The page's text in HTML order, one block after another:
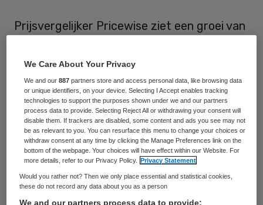
Prijsvergelijker Pricewise ziet een groei van
het vergelijken is. Tot en met vorige week
waren 330.000 mensen zich aan het
oriënteren.
Echt overstapt
Het percentage dat uiteindelijk echt
overstapt, zal naar schatting van Pricewise
10 tot 15 procent groter zijn dan vorig jaar.
We Care About Your Privacy
We and our887 partners store and access personal data, like browsing data
or unique identifiers, on your device. Selecting I Accept enables tracking
technologies to support the purposes shown under we and our partners
process data to provide. Selecting Reject All or withdrawing your consent will
disable them. If trackers are disabled, some content and ads you see may not
be as relevant to you. You can resurface this menu to change your choices or
withdraw consent at any time by clicking the Manage Preferences link on the
bottom of the webpage. Your choices will have effect within our Website. For
more details, refer to our Privacy Policy.
Privacy Statement
Would you rather not? Then we only place essential and statistical cookies,
these do not record any data about you as a person
We and our partners process data to provide: